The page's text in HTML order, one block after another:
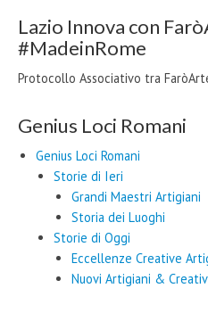
Lazio Innova con
#MadeinRome
Protocollo Associativo tra
Genius Loci Romani
Genius Loci Romani
Storie di Ieri
Grandi Maestri Artigiani
Storia dei Luoghi
Storie di Oggi
Eccellenze Creative
Nuovi Artigiani &